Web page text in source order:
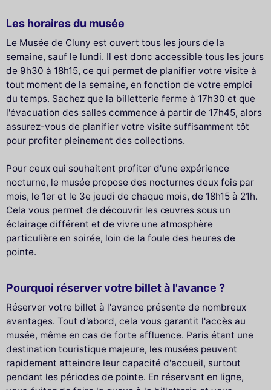
Les horaires du musée
Le Musée de Cluny est ouvert tous les jours de la
semaine, sauf le lundi. Il est donc accessible tous les jours
de 9h30 à 18h15, ce qui permet de planifier votre visite à
tout moment de la semaine, en fonction de votre emploi
du temps. Sachez que la billetterie ferme à 17h30 et que
l'évacuation des salles commence à partir de 17h45, alors
assurez-vous de planifier votre visite suffisamment tôt
pour profiter pleinement des collections.
Pour ceux qui souhaitent profiter d'une expérience
nocturne, le musée propose des nocturnes deux fois par
mois, le 1er et le 3e jeudi de chaque mois, de 18h15 à 21h.
Cela vous permet de découvrir les œuvres sous un
éclairage différent et de vivre une atmosphère
particulière en soirée, loin de la foule des heures de
pointe.
Pourquoi réserver votre billet à l'avance ?
Réserver votre billet à l'avance présente de nombreux
avantages. Tout d'abord, cela vous garantit l'accès au
musée, même en cas de forte affluence. Paris étant une
destination touristique majeure, les musées peuvent
rapidement atteindre leur capacité d'accueil, surtout
pendant les périodes de pointe. En réservant en ligne,